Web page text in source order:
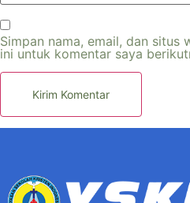
Simpan nama, email, dan situs
ini untuk komentar saya